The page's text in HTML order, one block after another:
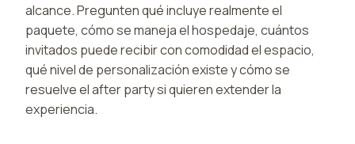
alcance. Pregunten qué incluye realmente el
paquete, cómo se maneja el hospedaje, cuántos
invitados puede recibir con comodidad el espacio,
qué nivel de personalización existe y cómo se
resuelve el after party si quieren extender la
experiencia.